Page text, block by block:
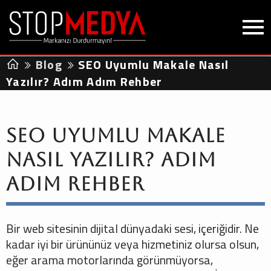
Blog
SEO Uyumlu Makale Nasıl
Yazılır? Adım Adım Rehber
SEO Uyumlu Makale
Nasıl Yazılır? Adım
Adım Rehber
Bir web sitesinin dijital dünyadaki sesi, içeriğidir. Ne
kadar iyi bir ürününüz veya hizmetiniz olursa olsun,
eğer arama motorlarında görünmüyorsa,